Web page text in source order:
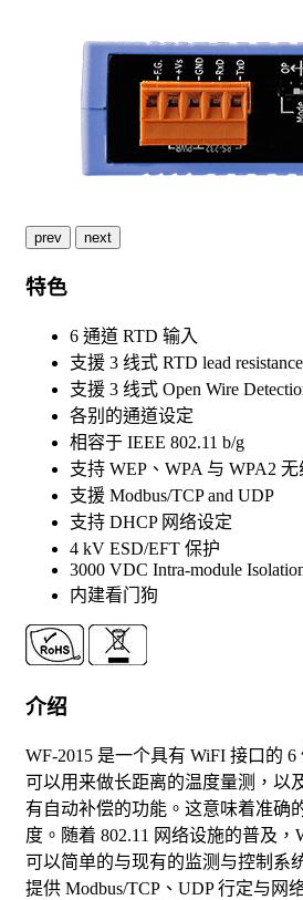
prev next
特色
6 通道 RTD 输入
支援 3 线式 RTD lead
支援 3 线式 Open Wire
各别的通道设定
相容于 IEEE 802.11 b/g
支持 WEP、WPA 与 WPA2
支援 Modbus/TCP and UDP
支持 DHCP 网络设定
4 kV ESD/EFT 保护
3000 VDC Intra-module
内建看门狗
介绍
WF-2015 是一个具有 WiFI 接口的 6
可以用来做长距离的温度量测，以
有自动补偿的功能。这意味着准确
度。随着 802.11 网络设施的普及，
可以简单的与现有的监测与控制系
提供 Modbus/TCP、UDP 行定与网